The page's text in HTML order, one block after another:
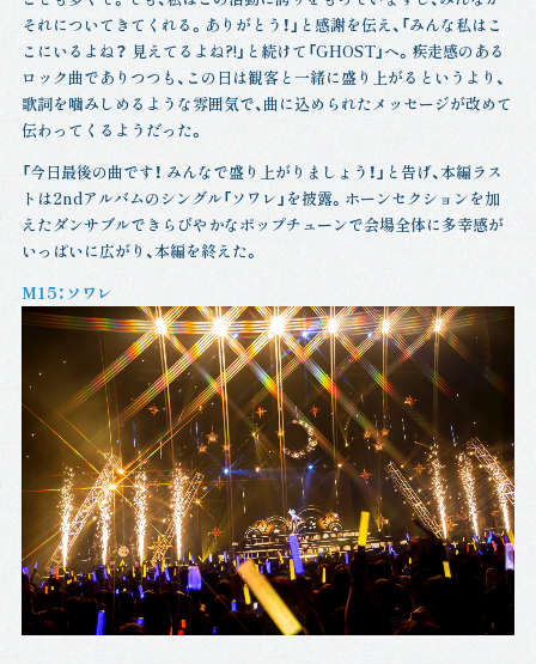
それについてきてくれる。ありがとう！」と感謝を伝え、「みんな私はこ
こにいるよね？ 見えてるよね?!」と続けて「GHOST」へ。疾走感のある
ロック曲でありつつも、この日は観客と一緒に盛り上がるというより、
歌詞を噛みしめるような雰囲気で、曲に込められたメッセージが改めて
伝わってくるようだった。
「今日最後の曲です！ みんなで盛り上がりましょう！」と告げ、本編ラス
トは2ndアルバムのシングル「ソワレ」を披露。ホーンセクションを加
えたダンサブルできらびやかなポップチューンで会場全体に多幸感が
いっぱいに広がり、本編を終えた。
M15：ソワレ